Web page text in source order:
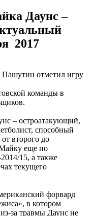
Даунс –
2017
Пашутин отметил игру
команды в
– остроатакующий,
способный
второго до
еще по
15, а также
текущего
форвард
в котором
за травмы Даунс не